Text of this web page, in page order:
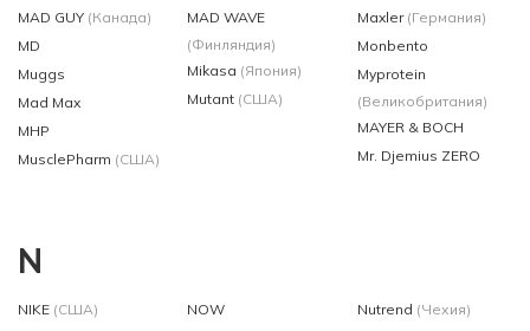
MAD GUY (Канада)
MD
Muggs
Mad Max
MHP
MusclePharm (США)
MAD WAVE
(Финляндия)
Mikasa (Япония)
Mutant (США)
Maxler (Германия)
Monbento
Myprotein
(Великобритания)
MAYER & BOCH
Mr. Djemius ZERO
N
NIKE (США) NOW Nutrend (Чехия)